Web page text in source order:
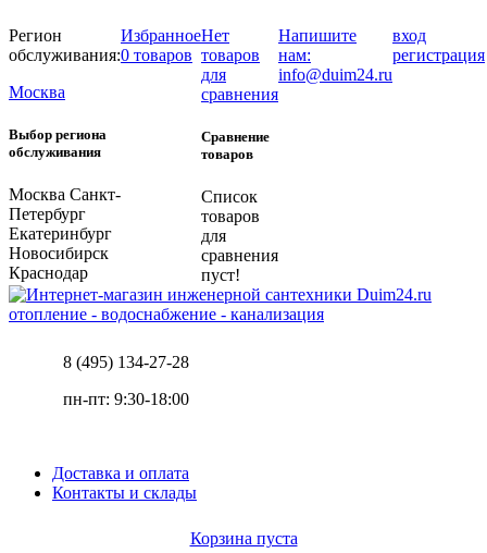
Регион
обслуживания:
Москва
Выбор региона
обслуживания
Москва Санкт-
Петербург
Екатеринбург
Новосибирск
Краснодар
Избранное
0 товаров
Нет
товаров
для
сравнения
Сравнение
товаров
Список
товаров
для
сравнения
пуст!
Напишите
нам:
info@duim24.ru
вход
регистрация
отопление - водоснабжение - канализация
8 (495) 134-27-28
пн-пт: 9:30-18:00
Доставка и оплата
Контакты и склады
Корзина пуста